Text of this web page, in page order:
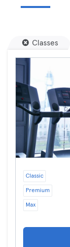
Classes
Classic
Premium
Max